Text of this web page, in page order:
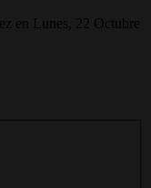
en Lunes, 22 Octubre